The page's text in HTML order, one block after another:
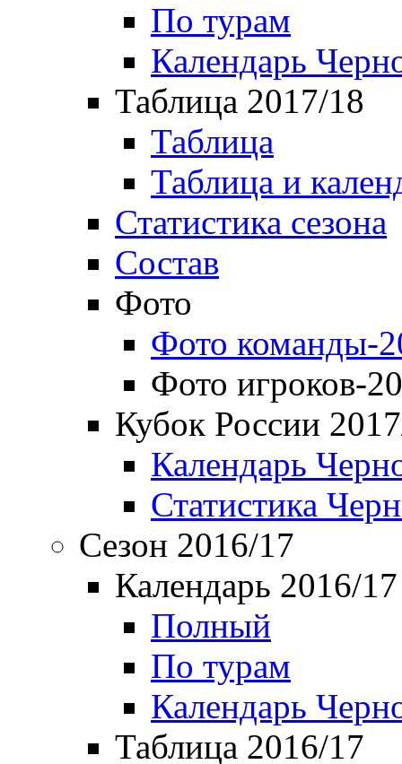
По турам
Календарь
Таблица 2017/18
Таблица
Таблица и
Статистика сезона
Состав
Фото
Фото команды-
Фото игроков-
Кубок России
Календарь
Статистика
Сезон 2016/17
Календарь 2016/17
Полный
По турам
Календарь
Таблица 2016/17